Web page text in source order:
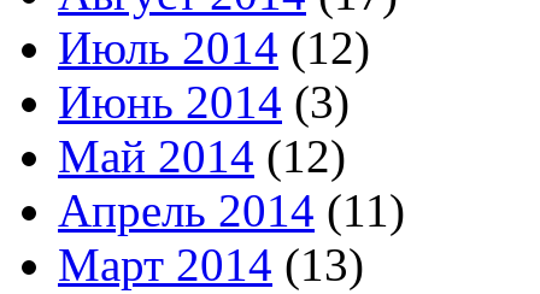
Июль 2014 (12)
Июнь 2014 (3)
Май 2014 (12)
Апрель 2014 (11)
Март 2014 (13)